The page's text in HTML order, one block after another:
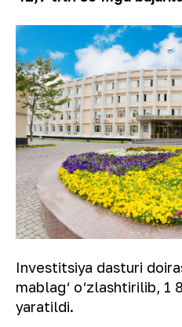
Investitsiya dasturi
mablag‘ o‘zlashtirilib, 1
yaratildi.